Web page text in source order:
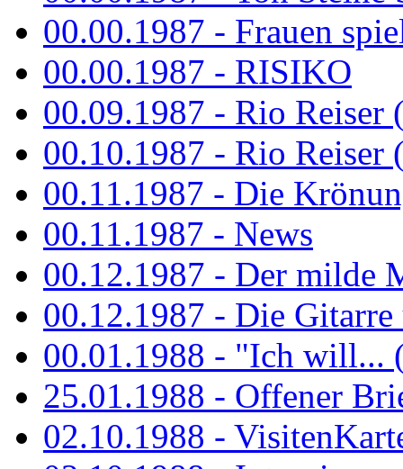
00.00.1987 - Frauen
00.00.1987 - RISIKO
00.09.1987 - Rio Reiser
00.10.1987 - Rio Reiser
00.11.1987 - Die
00.11.1987 - News
00.12.1987 - Der milde
00.12.1987 - Die Gitarre
00.01.1988 - "Ich will...
25.01.1988 - Offener
02.10.1988 -